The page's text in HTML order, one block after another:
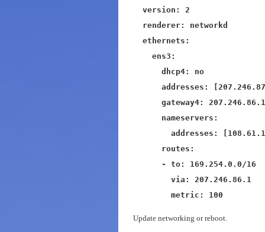
  version: 2
  renderer: networkd
  ethernets:
    ens3:
      dhcp4: no
addresses:
      gateway4: 207.246.86.1
      nameservers:
addresses:
      routes:
      - to: 169.254.0.0/16
        via: 207.246.86.1
        metric: 100
Update networking or reboot.